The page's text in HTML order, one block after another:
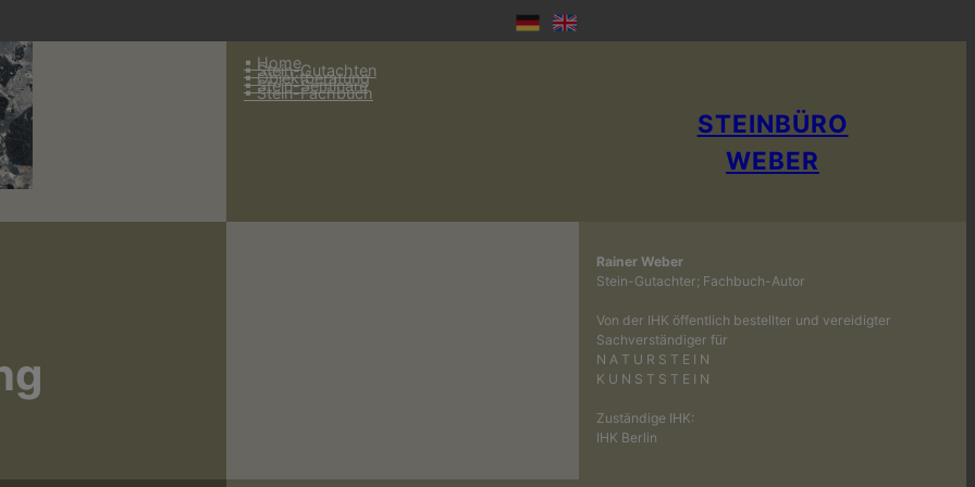
▪︎ Home
▪︎ Stein-Gutachten
▪︎ Objektberatung
▪︎ Stein-Seminare
▪︎ Stein-Fachbuch
STEINBÜRO
WEBER
Rainer Weber
Stein-Gutachter; Fachbuch-Autor
Von der IHK öffentlich bestellter und vereidigter
Sachverständiger für
N A T U R S T E I N
K U N S T S T E I N
Zuständige IHK:
IHK Berlin